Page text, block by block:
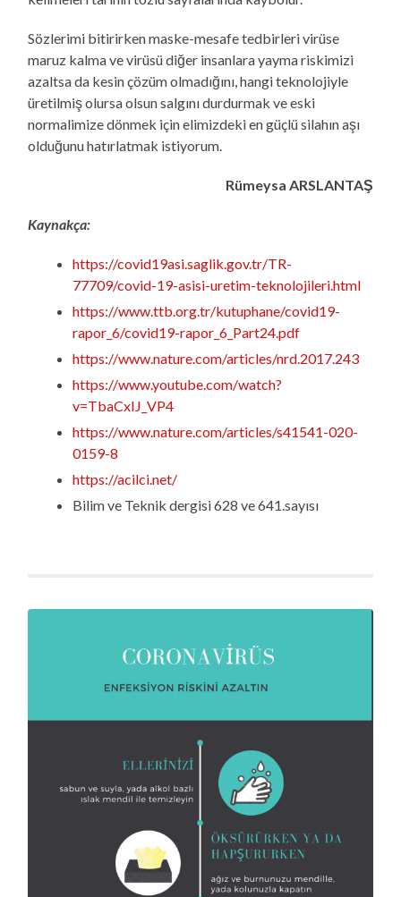
Sözlerimi bitirirken maske-mesafe tedbirleri virüse
maruz kalma ve virüsü diğer insanlara yayma riskimizi
azaltsa da kesin çözüm olmadığını, hangi teknolojiyle
üretilmiş olursa olsun salgını durdurmak ve eski
normalimize dönmek için elimizdeki en güçlü silahın aşı
olduğunu hatırlatmak istiyorum.
Rümeysa ARSLANTAŞ
Kaynakça:
https://covid19asi.saglik.gov.tr/TR-
77709/covid-19-asisi-uretim-teknolojileri.html
https://www.ttb.org.tr/kutuphane/covid19-
rapor_6/covid19-rapor_6_Part24.pdf
https://www.nature.com/articles/nrd.2017.243
https://www.youtube.com/watch?
v=TbaCxIJ_VP4
https://www.nature.com/articles/s41541-020-
0159-8
https://acilci.net/
Bilim ve Teknik dergisi 628 ve 641.sayısı